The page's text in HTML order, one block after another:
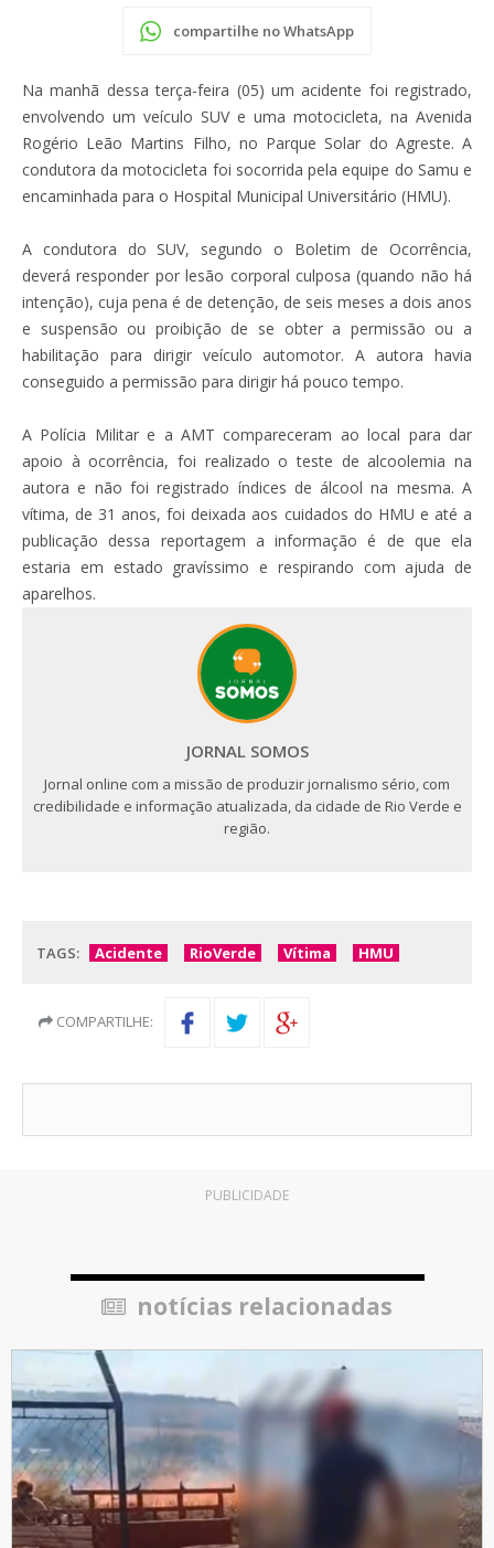
compartilhe no WhatsApp
Na manhã dessa terça-feira (05) um acidente foi registrado,
envolvendo um veículo SUV e uma motocicleta, na Avenida
Rogério Leão Martins Filho, no Parque Solar do Agreste. A
condutora da motocicleta foi socorrida pela equipe do Samu e
encaminhada para o Hospital Municipal Universitário (HMU).
A condutora do SUV, segundo o Boletim de Ocorrência,
deverá responder por lesão corporal culposa (quando não há
intenção), cuja pena é de detenção, de seis meses a dois anos
e suspensão ou proibição de se obter a permissão ou a
habilitação para dirigir veículo automotor. A autora havia
conseguido a permissão para dirigir há pouco tempo.
A Polícia Militar e a AMT compareceram ao local para dar
apoio à ocorrência, foi realizado o teste de alcoolemia na
autora e não foi registrado índices de álcool na mesma. A
vítima, de 31 anos, foi deixada aos cuidados do HMU e até a
publicação dessa reportagem a informação é de que ela
estaria em estado gravíssimo e respirando com ajuda de
aparelhos.
JORNAL SOMOS
Jornal online com a missão de produzir jornalismo sério, com
credibilidade e informação atualizada, da cidade de Rio Verde e
região.
TAGS: Acidente RioVerde Vítima HMU
COMPARTILHE:
PUBLICIDADE
notícias relacionadas